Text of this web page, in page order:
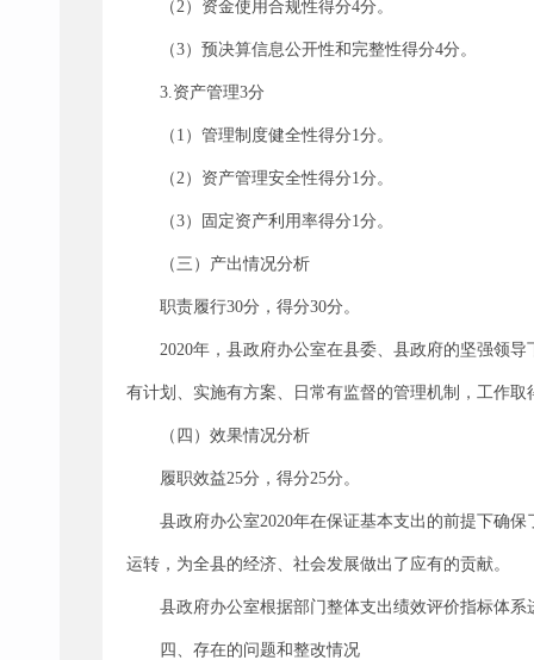
（2）资金使用合规性得分4分。
（3）预决算信息公开性和完整性得分4分。
3.资产管理3分
（1）管理制度健全性得分1分。
（2）资产管理安全性得分1分。
（3）固定资产利用率得分1分。
（三）产出情况分析
职责履行30分，得分30分。
2020年，县政府办公室在县委、县政府的坚强领
有计划、实施有方案、日常有监督的管理机制，工作取
（四）效果情况分析
履职效益25分，得分25分。
县政府办公室2020年在保证基本支出的前提下确
运转，为全县的经济、社会发展做出了应有的贡献。
县政府办公室根据部门整体支出绩效评价指标体
四、存在的问题和整改情况